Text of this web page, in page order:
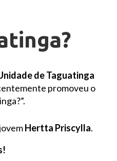
de Taguatinga
promoveu o
Hertta Priscylla.